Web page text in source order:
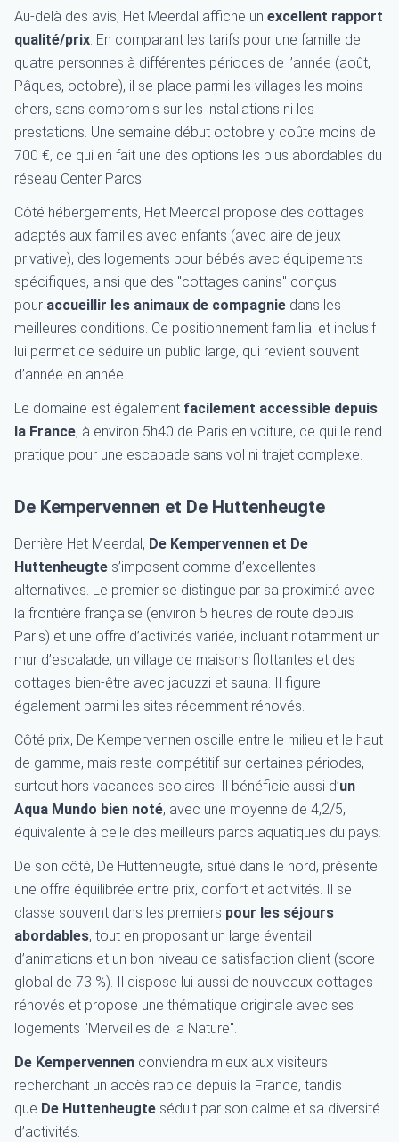
Au-delà des avis, Het Meerdal affiche un excellent rapport
qualité/prix. En comparant les tarifs pour une famille de
quatre personnes à différentes périodes de l’année (août,
Pâques, octobre), il se place parmi les villages les moins
chers, sans compromis sur les installations ni les
prestations. Une semaine début octobre y coûte moins de
700 €, ce qui en fait une des options les plus abordables du
réseau Center Parcs.
Côté hébergements, Het Meerdal propose des cottages
adaptés aux familles avec enfants (avec aire de jeux
privative), des logements pour bébés avec équipements
spécifiques, ainsi que des "cottages canins" conçus
pour accueillir les animaux de compagnie dans les
meilleures conditions. Ce positionnement familial et inclusif
lui permet de séduire un public large, qui revient souvent
d’année en année.
Le domaine est également facilement accessible depuis
la France, à environ 5h40 de Paris en voiture, ce qui le rend
pratique pour une escapade sans vol ni trajet complexe.
De Kempervennen et De Huttenheugte
Derrière Het Meerdal, De Kempervennen et De
Huttenheugte s’imposent comme d’excellentes
alternatives. Le premier se distingue par sa proximité avec
la frontière française (environ 5 heures de route depuis
Paris) et une offre d’activités variée, incluant notamment un
mur d’escalade, un village de maisons flottantes et des
cottages bien-être avec jacuzzi et sauna. Il figure
également parmi les sites récemment rénovés.
Côté prix, De Kempervennen oscille entre le milieu et le haut
de gamme, mais reste compétitif sur certaines périodes,
surtout hors vacances scolaires. Il bénéficie aussi d’un
Aqua Mundo bien noté, avec une moyenne de 4,2/5,
équivalente à celle des meilleurs parcs aquatiques du pays.
De son côté, De Huttenheugte, situé dans le nord, présente
une offre équilibrée entre prix, confort et activités. Il se
classe souvent dans les premiers pour les séjours
abordables, tout en proposant un large éventail
d’animations et un bon niveau de satisfaction client (score
global de 73 %). Il dispose lui aussi de nouveaux cottages
rénovés et propose une thématique originale avec ses
logements "Merveilles de la Nature".
De Kempervennen conviendra mieux aux visiteurs
recherchant un accès rapide depuis la France, tandis
que De Huttenheugte séduit par son calme et sa diversité
d’activités.